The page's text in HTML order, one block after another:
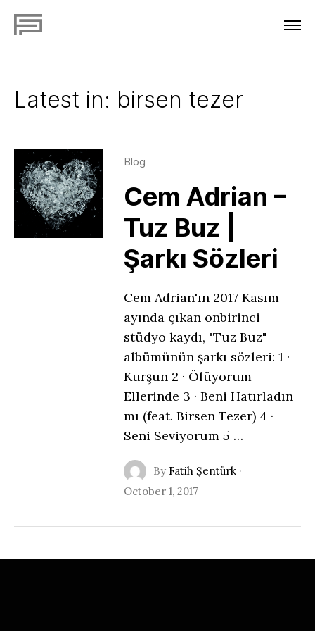
Latest in: birsen tezer
Blog
Cem Adrian –
Tuz Buz |
Şarkı Sözleri
Cem Adrian'ın 2017 Kasım
ayında çıkan onbirinci
stüdyo kaydı, "Tuz Buz"
albümünün şarkı sözleri: 1 ·
Kurşun 2 · Ölüyorum
Ellerinde 3 · Beni Hatırladın
mı (feat. Birsen Tezer) 4 ·
Seni Seviyorum 5 …
By Fatih Şentürk·
October 1, 2017